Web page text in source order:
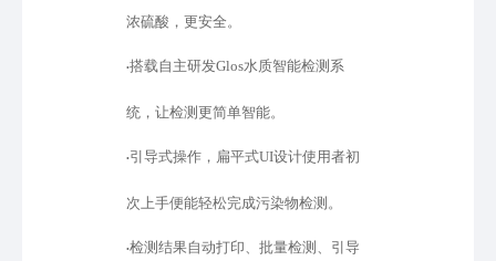
浓硫酸，更安全。
•搭载自主研发Glos水质智能检测系
统，让检测更简单智能。
•引导式操作，扁平式UI设计使用者初
次上手便能轻松完成污染物检测。
•检测结果自动打印、批量检测、引导